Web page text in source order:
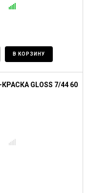
В КОРЗИНУ
GLOSS 7/44 60